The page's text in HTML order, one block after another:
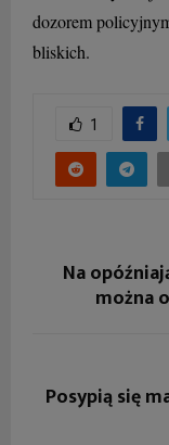
dozorem
bliskich.
1
Na
można
Posypią się